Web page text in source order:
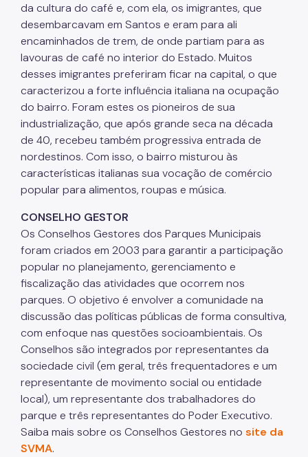
da cultura do café e, com ela, os imigrantes, que
desembarcavam em Santos e eram para ali
encaminhados de trem, de onde partiam para as
lavouras de café no interior do Estado. Muitos
desses imigrantes preferiram ficar na capital, o que
caracterizou a forte influência italiana na ocupação
do bairro. Foram estes os pioneiros de sua
industrialização, que após grande seca na década
de 40, recebeu também progressiva entrada de
nordestinos. Com isso, o bairro misturou às
características italianas sua vocação de comércio
popular para alimentos, roupas e música.
CONSELHO GESTOR
Os Conselhos Gestores dos Parques Municipais
foram criados em 2003 para garantir a participação
popular no planejamento, gerenciamento e
fiscalização das atividades que ocorrem nos
parques. O objetivo é envolver a comunidade na
discussão das políticas públicas de forma consultiva,
com enfoque nas questões socioambientais. Os
Conselhos são integrados por representantes da
sociedade civil (em geral, três frequentadores e um
representante de movimento social ou entidade
local), um representante dos trabalhadores do
parque e três representantes do Poder Executivo.
Saiba mais sobre os Conselhos Gestores no site da
SVMA.